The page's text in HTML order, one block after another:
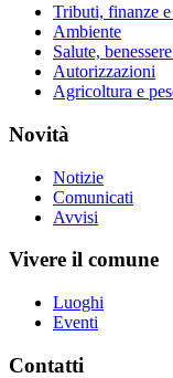
Tributi, finanze
Ambiente
Salute,
Autorizzazioni
Agricoltura e
Novità
Notizie
Comunicati
Avvisi
Vivere il comune
Luoghi
Eventi
Contatti